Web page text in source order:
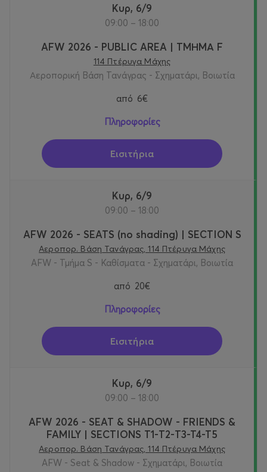
Κυρ, 6/9
09:00 – 18:00
AFW 2026 - PUBLIC AREA | ΤΜΗΜΑ F
114 Πτέρυγα Μάχης
Αεροπορική Βάση Τανάγρας - Σχηματάρι, Βοιωτία
από 6€
Πληροφορίες
Εισιτήρια
Κυρ, 6/9
09:00 – 18:00
AFW 2026 - SEATS (no shading) | SECTION S
Αεροπορ. Βάση Τανάγρας, 114 Πτέρυγα Μάχης
AFW - Τμήμα S - Καθίσματα - Σχηματάρι, Βοιωτία
από 20€
Πληροφορίες
Εισιτήρια
Κυρ, 6/9
09:00 – 18:00
AFW 2026 - SEAT & SHADOW - FRIENDS &
FAMILY | SECTIONS T1-Τ2-T3-T4-T5
Αεροπορ. Βάση Τανάγρας, 114 Πτέρυγα Μάχης
AFW - Seat & Shadow - Σχηματάρι, Βοιωτία